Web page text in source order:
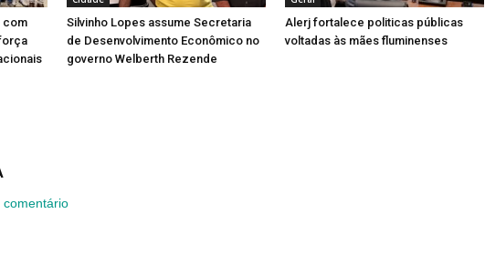
com
Silvinho Lopes assume Secretaria
de Desenvolvimento Econômico no
governo Welberth Rezende
Alerj fortalece politicas públicas
voltadas às mães fluminenses
comentário